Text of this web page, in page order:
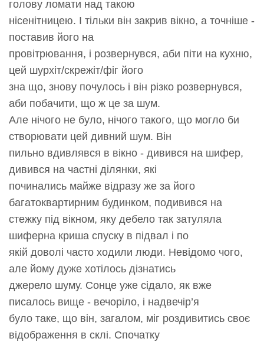
голову ломати над такою
нісенітницею. І тільки він закрив вікно, а точніше -
поставив його на
провітрювання, і розвернувся, аби піти на кухню,
цей шурхіт/скрежіт/фіг його
зна що, знову почулось і він різко розвернувся,
аби побачити, що ж це за шум.
Але нічого не було, нічого такого, що могло би
створювати цей дивний шум. Він
пильно вдивлявся в вікно - дивився на шифер,
дивився на частні ділянки, які
починались майже відразу же за його
багатоквартирним будинком, подивився на
стежку під вікном, яку дебело так затуляла
шиферна криша спуску в підвал і по
якій доволі часто ходили люди. Невідомо чого,
але йому дуже хотілось дізнатись
джерело шуму. Сонце уже сідало, як вже
писалось вище - вечоріло, і надвечір’я
було таке, що він, загалом, міг роздивитись своє
відображення в склі. Спочатку